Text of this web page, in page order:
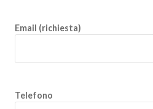
Email (richiesta)
Telefono